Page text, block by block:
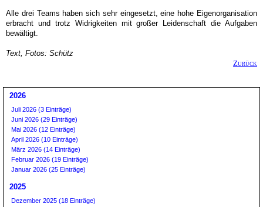
Alle drei Teams haben sich sehr eingesetzt, eine hohe Eigenorganisation
erbracht und trotz Widrigkeiten mit großer Leidenschaft die Aufgaben
bewältigt.
Text, Fotos: Schütz
Zurück
2026
Juli 2026 (3 Einträge)
Juni 2026 (29 Einträge)
Mai 2026 (12 Einträge)
April 2026 (10 Einträge)
März 2026 (14 Einträge)
Februar 2026 (19 Einträge)
Januar 2026 (25 Einträge)
2025
Dezember 2025 (18 Einträge)